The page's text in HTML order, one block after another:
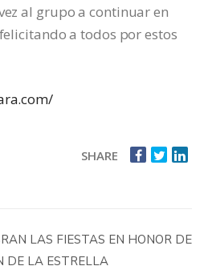
al grupo a continuar en
a todos por estos
SHARE
LAS FIESTAS EN HONOR DE
DE LA ESTRELLA